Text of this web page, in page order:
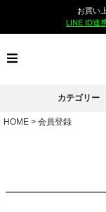
お買い
LINE ID連
カテゴリー
HOME 会員登録